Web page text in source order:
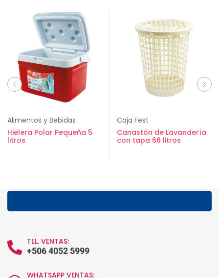
Alimentos y Bebidas
Hielera Polar Pequeña 5
litros
Caja Fest
Canastón de Lavandería
con tapa 66 litros
TEL. VENTAS:
+506 4052 5999
WHATSAPP VENTAS: